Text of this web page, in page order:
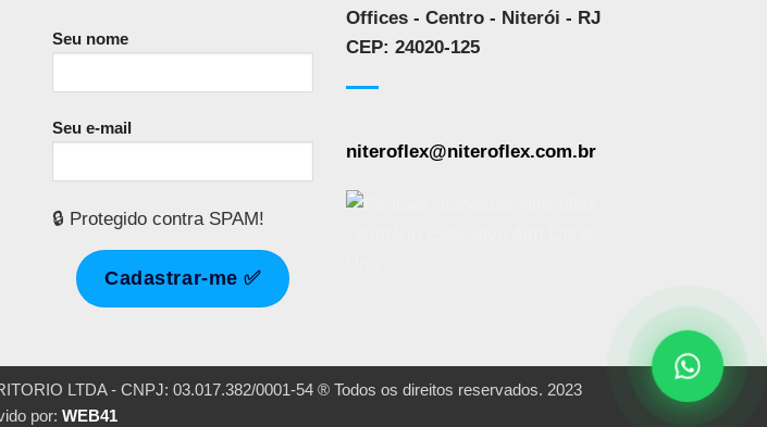
Seu nome
Seu e-mail
🔒 Protegido contra SPAM!
Offices - Centro - Niterói - RJ
CEP: 24020-125
niteroflex@niteroflex.com.br
LTDA - CNPJ: 03.017.382/0001-54 ® Todos os direitos reservados. 2023
por: WEB41